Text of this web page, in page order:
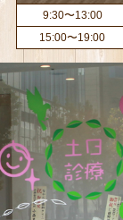
9:30〜13:00
15:00〜19:00